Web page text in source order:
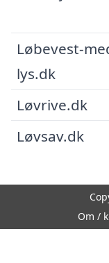
Løbevest-
lys.dk
Løvrive.dk
Løvsav.dk
Om /